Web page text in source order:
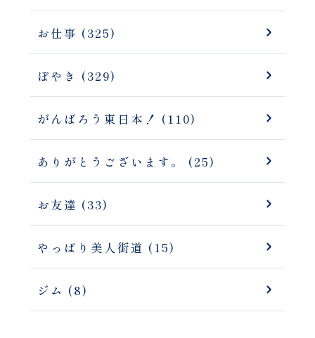
お仕事 (325)
ぼやき (329)
がんばろう東日本！ (110)
ありがとうございます。 (25)
お友達 (33)
やっぱり美人街道 (15)
ジム (8)